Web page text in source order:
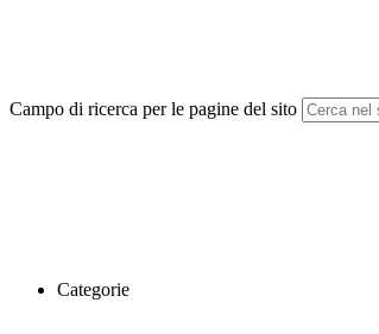
Campo di ricerca per le pagine del sito
Categorie